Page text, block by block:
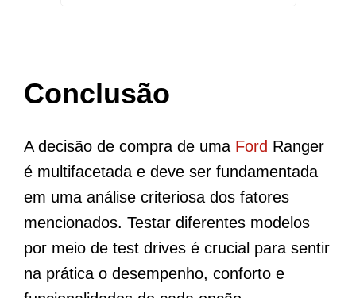
Conclusão
A decisão de compra de uma Ford Ranger
é multifacetada e deve ser fundamentada
em uma análise criteriosa dos fatores
mencionados. Testar diferentes modelos
por meio de test drives é crucial para sentir
na prática o desempenho, conforto e